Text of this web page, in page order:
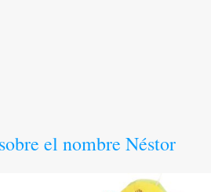
el nombre Néstor